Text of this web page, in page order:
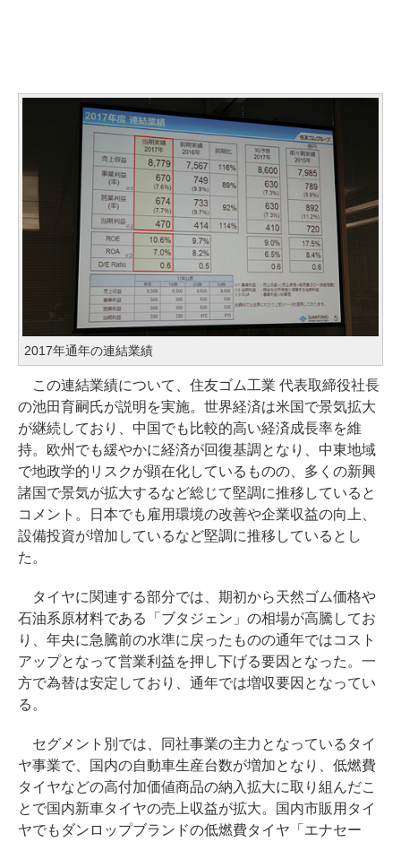
2017年通年の連結業績
この連結業績について、住友ゴム工業 代表取締役社長
の池田育嗣氏が説明を実施。世界経済は米国で景気拡大
が継続しており、中国でも比較的高い経済成長率を維
持。欧州でも緩やかに経済が回復基調となり、中東地域
で地政学的リスクが顕在化しているものの、多くの新興
諸国で景気が拡大するなど総じて堅調に推移していると
コメント。日本でも雇用環境の改善や企業収益の向上、
設備投資が増加しているなど堅調に推移しているとし
た。
タイヤに関連する部分では、期初から天然ゴム価格や
石油系原材料である「ブタジェン」の相場が高騰してお
り、年央に急騰前の水準に戻ったものの通年ではコスト
アップとなって営業利益を押し下げる要因となった。一
方で為替は安定しており、通年では増収要因となってい
る。
セグメント別では、同社事業の主力となっているタイ
ヤ事業で、国内の自動車生産台数が増加となり、低燃費
タイヤなどの高付加価値商品の納入拡大に取り組んだこ
とで国内新車タイヤの売上収益が拡大。国内市販用タイ
ヤでもダンロップブランドの低燃費タイヤ「エナセー